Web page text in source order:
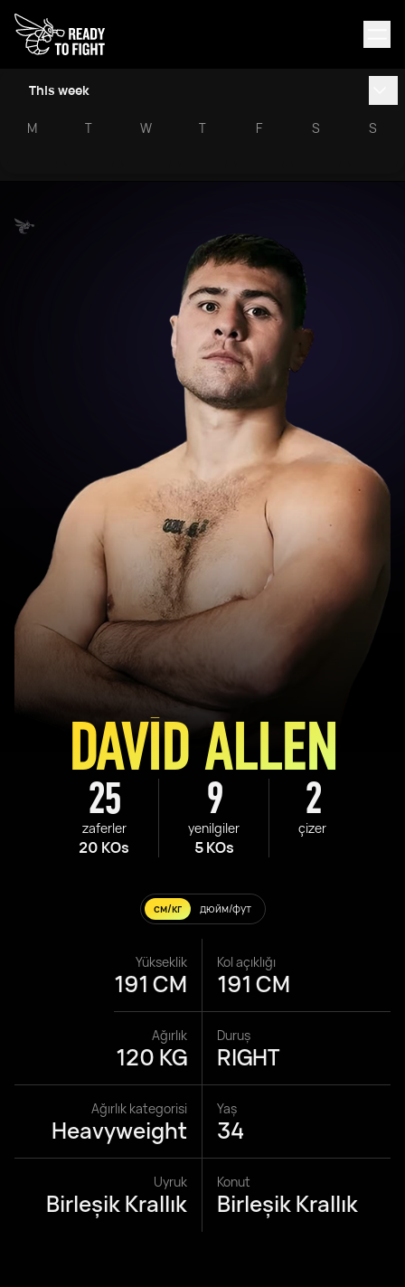
This week
M T W T F S S
25
zaferler
20 KOs
9
yenilgiler
5 KOs
2
çizer
DAVID ALLEN
см/кг дюйм/фут
Yükseklik
191 CM
Kol açıklığı
191 CM
Ağırlık
120 KG
Duruş
RIGHT
Ağırlık kategorisi
Heavyweight
Yaş
34
Uyruk
Birleşik Krallık
Konut
Birleşik Krallık